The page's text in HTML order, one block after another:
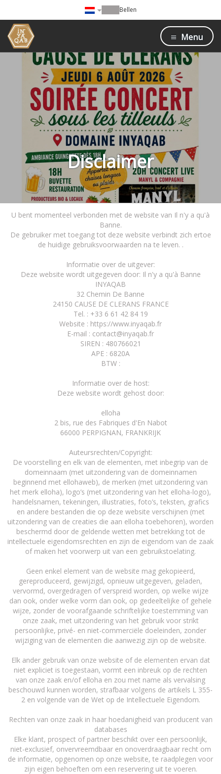
Bellen
Menu
Disclaimer
U bent momenteel verbonden met de website van Il n'y a qu'à
Banne.
De gebruiker met toegang tot deze website verbindt zich ertoe
de huidige gebruiksvoorwaarden na te leven. .
Informatie over de uitgever:
Deze website wordt uitgegeven door: Il n'y a qu'à Banne
INYAQAB
32 Chemin De Banne
24150 CAUSE DE CLERANS FRANCE
Tel. : +33 6 61 42 84 19
Website : https://www.inyaqab.fr
E-mail : contact@inyaqab.fr
SIREN : 480766021
APE : 6820A
BTW :
Informatie over de host:
Deze website wordt gehost door:
elloha
2 bis, rue des Fabriques d'En Nabot
66000 PERPIGNAN, FRANKRIJK
Auteursrechten/Copyright:
De voorstelling en elk van de elementen, met inbegrip van de
domeinnaam (met uitzondering van de domeinnamen
beginnend met ellohaweb), de merken (met uitzondering van
het merk elloha), logo’s (met uitzondering van het elloha-logo),
handelsnamen, tekeningen, illustraties, foto’s, teksten, grafics
en andere bestanden die op deze website verschijnen (met
uitzondering van de creaties die aan elloha toebehoren), worden
beschermd door de geldende wetten met betrekking tot de
intellectuele eigendomsrechten en zijn de eigendom van de zaak
of maken het voorwerp uit van een gebruikstoelating.
Geen enkel element van de website mag gekopieerd,
gereproduceerd, gewijzigd, opnieuw uitgegeven, geladen,
vervormd, overgedragen of verspreid worden, op welke wijze
dan ook, onder welke vorm dan ook, op gedeeltelijke of gehele
wijze, zonder de voorafgaande schriftelijke toestemming van
onze zaak, met uitzondering van het gebruik voor strikt
persoonlijke, privé- en niet-commerciële doeleinden, zonder
wijziging van de elementen die aanwezig zijn op de website.
Elk ander gebruik van onze website of de elementen ervan dat
niet expliciet is toegestaan, vormt een inbreuk op de rechten
van onze zaak en/of elloha en zou met name als vervalsing
beschouwd kunnen worden, strafbaar volgens de artikels L 355-
2 en volgende van de Wet op de Intellectuele Eigendom.
Rechten van onze zaak in haar hoedanigheid van producent van
databases
Elke klant, prospect of partner beschikt over een persoonlijk,
niet-exclusief, onvervreemdbaar en onoverdraagbaar recht om
de informatie, opgenomen op onze website, te raadplegen voor
zijn eigen behoeften om een reservering uit te voeren.